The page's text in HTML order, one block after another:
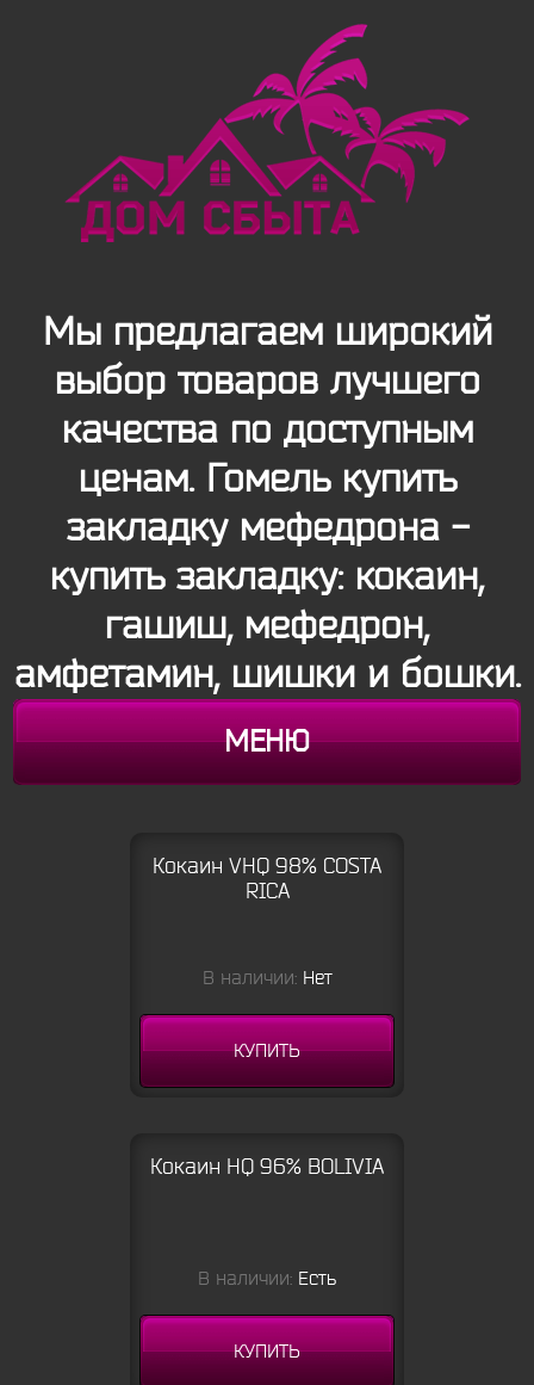
Мы предлагаем широкий
выбор товаров лучшего
качества по доступным
ценам. Гомель купить
закладку мефедрона -
купить закладку: кокаин,
гашиш, мефедрон,
амфетамин, шишки и бошки.
МЕНЮ
Кокаин VHQ 98% COSTA
RICA
В наличии: Нет
КУПИТЬ
Кокаин HQ 96% BOLIVIA
В наличии: Есть
КУПИТЬ